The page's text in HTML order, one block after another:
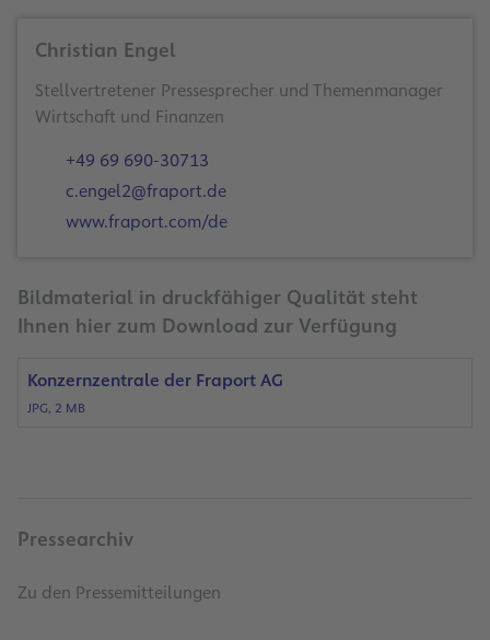
Christian Engel
Stellvertretener Pressesprecher und Themenmanager
Wirtschaft und Finanzen
+49 69 690-30713
c.engel2@fraport.de
www.fraport.com/de
Bildmaterial in druckfähiger Qualität steht
Ihnen hier zum Download zur Verfügung
Konzernzentrale der Fraport AG
JPG, 2 MB
Pressearchiv
Zu den Pressemitteilungen